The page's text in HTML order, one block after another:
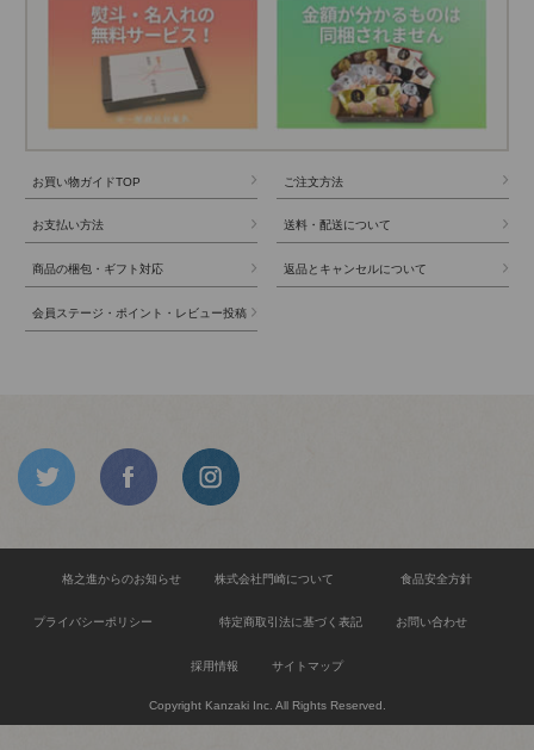
お買い物ガイドTOP ご注文方法
お支払い方法 送料・配送について
商品の梱包・ギフト対応 返品とキャンセルについて
会員ステージ・ポイント・レビュー投稿
格之進からのお知らせ 株式会社門崎について 食品安全方針
プライバシーポリシー 特定商取引法に基づく表記 お問い合わせ
採用情報 サイトマップ
Copyright Kanzaki Inc. All Rights Reserved.